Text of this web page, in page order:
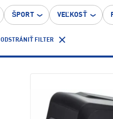
ŠPORT VEĽKOSŤ
ODSTRÁNIŤ FILTER